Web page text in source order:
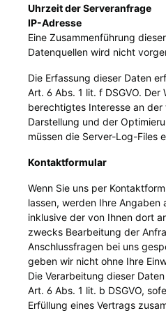
Uhrzeit der Serveranfrage
IP-Adresse
Eine Zusammenführung
Datenquellen wird nicht
Die Erfassung dieser Daten
Art. 6 Abs. 1 lit. f DSGVO.
berechtigtes Interesse an
Darstellung und der
müssen die Server-Log-Files
Kontaktformular
Wenn Sie uns per
lassen, werden Ihre Angaben
inklusive der von Ihnen dort
zwecks Bearbeitung der
Anschlussfragen bei uns
geben wir nicht ohne Ihre
Die Verarbeitung dieser
Art. 6 Abs. 1 lit. b DSGVO,
Erfüllung eines Vertrags